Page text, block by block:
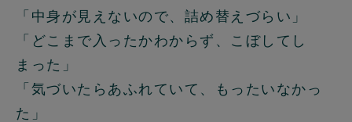
「中身が見えないので、詰め替えづらい」
「どこまで入ったかわからず、こぼしてし
まった」
「気づいたらあふれていて、もったいなかっ
た」